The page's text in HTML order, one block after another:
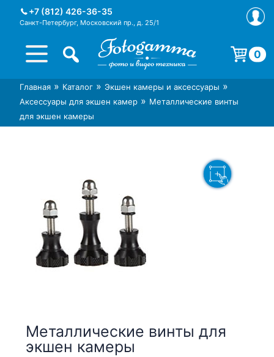
+7 (812) 426-36-35
Санкт-Петербург, Московский пр., д. 25/1
Интернет-магазин фототехники
Foto-Gamma в СПб
Магазин фотоаксессуаров foto-
gamma.ru
0
Корзина пуста.
Главная » Каталог » Экшен камеры и аксессуары »
Аксессуары для экшен камер » Металлические винты
для экшен камеры
Металлические винты для
экшен камеры